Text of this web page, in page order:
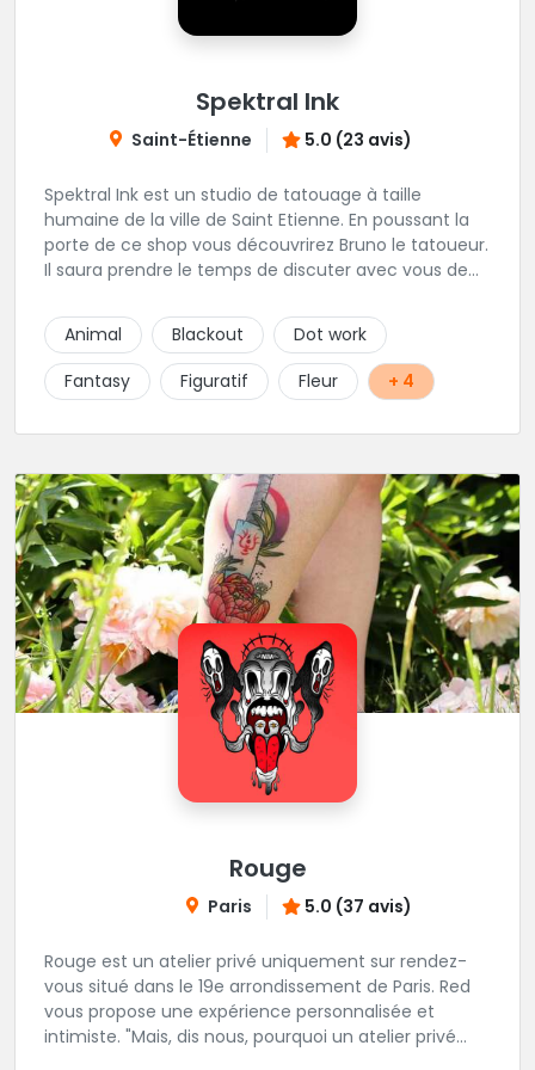
Spektral Ink
Saint-Étienne 5.0 (23 avis)
Spektral Ink est un studio de tatouage à taille
humaine de la ville de Saint Etienne. En poussant la
porte de ce shop vous découvrirez Bruno le tatoueur.
Il saura prendre le temps de discuter avec vous de
un message ou à l'appeler.
Animal Blackout
Dot work
Fantasy
Figuratif Fleur + 4
Rouge
Paris 5.0 (37 avis)
Rouge est un atelier privé uniquement sur rendez-
vous situé dans le 19e arrondissement de Paris. Red
vous propose une expérience personnalisée et
intimiste. "Mais, dis nous, pourquoi un atelier privé